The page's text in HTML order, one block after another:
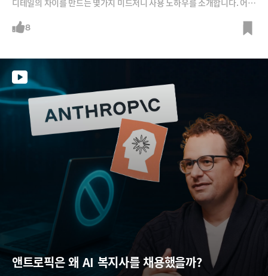
형이 가능하고, 내 스타일을 학습시켜 나만의 아트 장르를 구축할 수도 있
8
앤트로픽은 왜 AI 복지사를 채용했을까?